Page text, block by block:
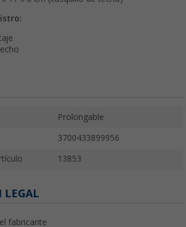
Prolongable
3700433899956
13853
LEGAL
fabricante